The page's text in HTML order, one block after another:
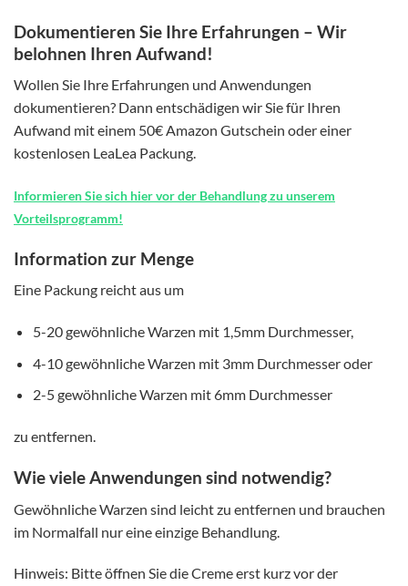
Dokumentieren Sie Ihre Erfahrungen – Wir
belohnen Ihren Aufwand!
Wollen Sie Ihre Erfahrungen und Anwendungen
dokumentieren? Dann entschädigen wir Sie für Ihren
Aufwand mit einem 50€ Amazon Gutschein oder einer
kostenlosen LeaLea Packung.
Informieren Sie sich hier vor der Behandlung zu unserem
Vorteilsprogramm!
Information zur Menge
Eine Packung reicht aus um
5-20 gewöhnliche Warzen mit 1,5mm Durchmesser,
4-10 gewöhnliche Warzen mit 3mm Durchmesser oder
2-5 gewöhnliche Warzen mit 6mm Durchmesser
zu entfernen.
Wie viele Anwendungen sind notwendig?
Gewöhnliche Warzen sind leicht zu entfernen und brauchen
im Normalfall nur eine einzige Behandlung.
Hinweis: Bitte öffnen Sie die Creme erst kurz vor der